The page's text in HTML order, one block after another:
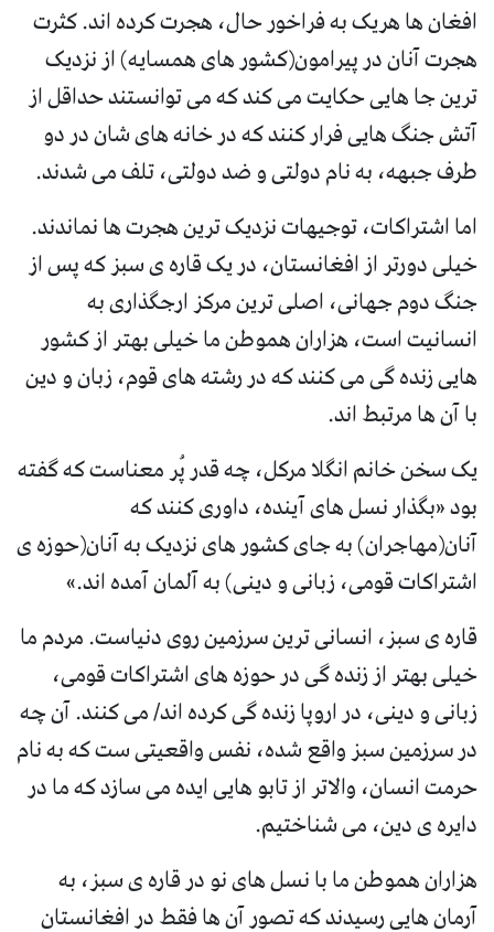
افغان ها هریک به فراخور حال، هجرت کرده اند. کثرت
هجرت آنان در پیرامون(کشور های همسایه) از نزدیک
ترین جا هایی حکایت می کند که می توانستند حداقل از
آتش جنگ هایی فرار کنند که در خانه های شان در دو
طرف جبهه، به نام دولتی و ضد دولتی، تلف می شدند.
اما اشتراکات، توجیهات نزدیک ترین هجرت ها نماندند.
خیلی دورتر از افغانستان، در یک قاره ی سبز که پس از
جنگ دوم جهانی، اصلی ترین مرکز ارجگذاری به
انسانیت است، هزاران هموطن ما خیلی بهتر از کشور
هایی زنده گی می کنند که در رشته های قوم، زبان و دین
با آن ها مرتبط اند.
یک سخن خانم انگلا مرکل، چه قدر پُر معناست که گفته
بود «بگذار نسل های آینده، داوری کنند که
آنان(مهاجران) به جای کشور های نزدیک به آنان(حوزه ی
اشتراکات قومی، زبانی و دینی) به آلمان آمده اند.»
قاره ی سبز، انسانی ترین سرزمین روی دنیاست. مردم ما
خیلی بهتر از زنده گی در حوزه های اشتراکات قومی،
زبانی و دینی، در اروپا زنده گی کرده اند/ می کنند. آن چه
در سرزمین سبز واقع شده، نفس واقعیتی ست که به نام
حرمت انسان، والاتر از تابو هایی ایده می سازد که ما در
دایره ی دین، می شناختیم.
هزاران هموطن ما با نسل های نو در قاره ی سبز، به
آرمان هایی رسیدند که تصور آن ها فقط در افغانستان